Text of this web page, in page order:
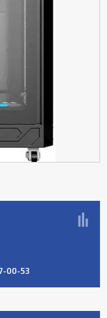
00-53